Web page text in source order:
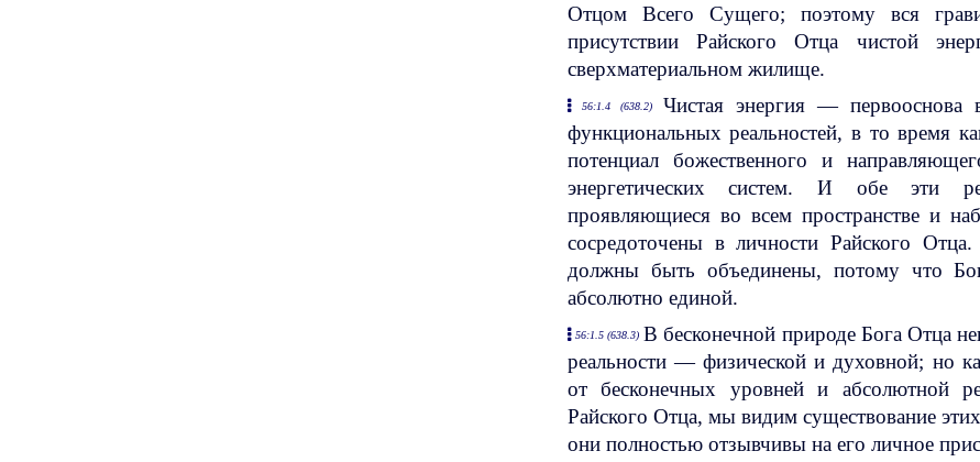
Отцом Всего Сущего; поэтому вся
присутствии Райского Отца чистой
сверхматериальном жилище.
56:1.4 (638.2)
Чистая энергия — первооснова
функциональных реальностей, в то время
потенциал божественного и
энергетических систем. И обе эти
проявляющиеся во всем пространстве и
сосредоточены в личности Райского
должны быть объединены, потому что
абсолютно единой.
56:1.5 (638.3) В бесконечной природе Бога Отца
реальности — физической и духовной; но
от бесконечных уровней и абсолютной
Райского Отца, мы видим существование
они полностью отзывчивы на его личное